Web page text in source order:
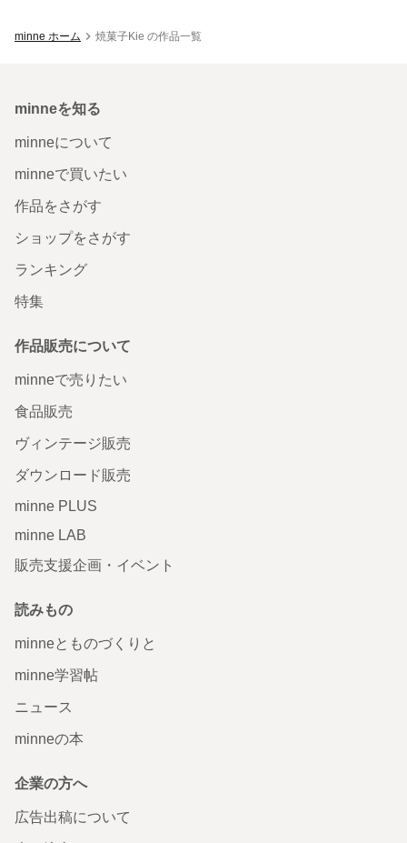
minne ホーム 焼菓子Kie の作品一覧
minneを知る
minneについて
minneで買いたい
作品をさがす
ショップをさがす
ランキング
特集
作品販売について
minneで売りたい
食品販売
ヴィンテージ販売
ダウンロード販売
minne PLUS
minne LAB
販売支援企画・イベント
読みもの
minneとものづくりと
minne学習帖
ニュース
minneの本
企業の方へ
広告出稿について